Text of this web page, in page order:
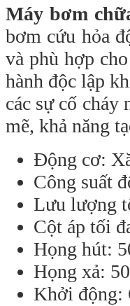
Máy bơm
bơm cứu hỏa
và phù hợp
hành độc lập
các sự cố
mẽ, khả năng
Động cơ:
Công suất
Lưu lượng
Cột áp tối
Họng hút:
Họng xả:
Khởi động: